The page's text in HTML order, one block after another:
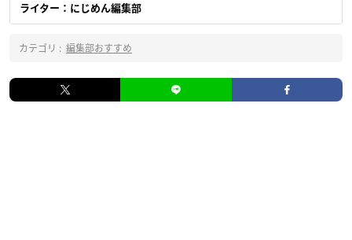
ライター：にじめん編集部
カテゴリ : 編集部おすすめ